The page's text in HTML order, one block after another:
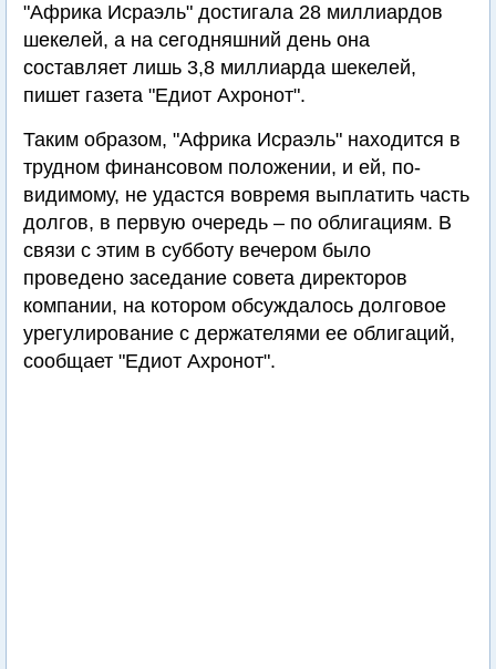
"Африка Исраэль" достигала 28 миллиардов
шекелей, а на сегодняшний день она
составляет лишь 3,8 миллиарда шекелей,
пишет газета "Едиот Ахронот".
Таким образом, "Африка Исраэль" находится в
трудном финансовом положении, и ей, по-
видимому, не удастся вовремя выплатить часть
долгов, в первую очередь – по облигациям. В
связи с этим в субботу вечером было
проведено заседание совета директоров
компании, на котором обсуждалось долговое
урегулирование с держателями ее облигаций,
сообщает "Едиот Ахронот".